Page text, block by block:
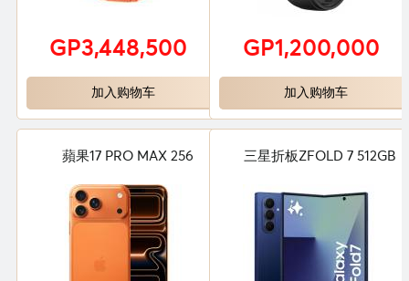
GP3,448,500
加入购物车
GP1,200,000
加入购物车
蘋果17 PRO MAX 256 三星折板ZFOLD 7 512GB